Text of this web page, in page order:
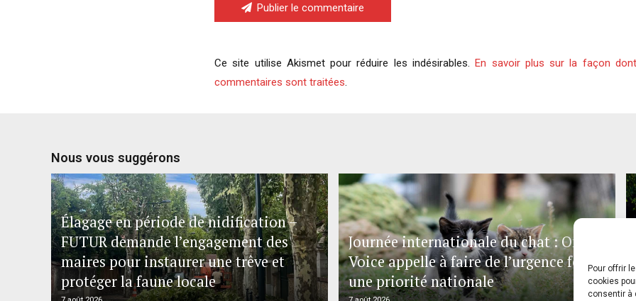
Pour offrir
cookies
consentir à
Publier le commentaire
Ce site utilise Akismet pour réduire les indésirables.En savoir plus sur la façon
commentaires sont traitées.
Nous vous suggérons
Élagage en période de nidification –
FUTUR demande l’engagement des
maires pour instaurer une trêve et
protéger la faune locale
Journée internationale du chat : One
Voice appelle à faire de l’urgence féline
une priorité nationale